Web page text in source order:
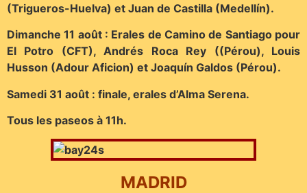
(Trigueros-Huelva) et Juan de Castilla (Medellín).
Dimanche 11 août : Erales de Camino de Santiago pour
El Potro (CFT), Andrés Roca Rey ((Pérou), Louis
Husson (Adour Aficion) et Joaquín Galdos (Pérou).
Samedi 31 août : finale, erales d’Alma Serena.
Tous les paseos à 11h.
MADRID